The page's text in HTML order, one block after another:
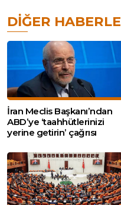
DIĞER
İran Meclis Başkanı’ndan
ABD’ye ‘taahhütlerinizi
yerine getirin’ çağrısı